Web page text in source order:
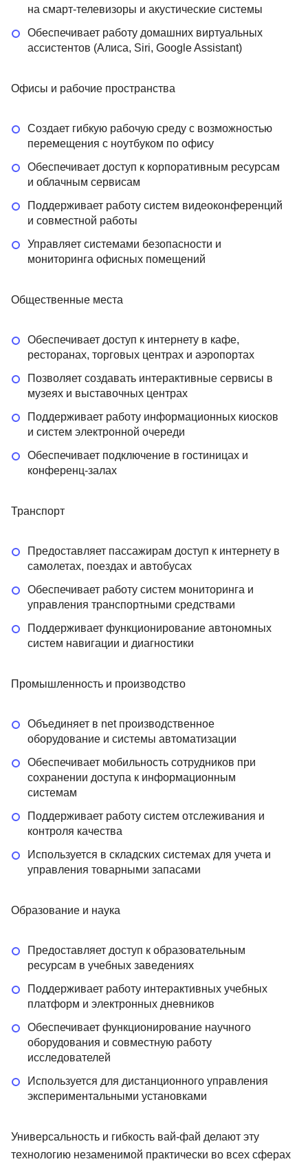
на смарт-телевизоры и акустические системы
Обеспечивает работу домашних виртуальных
ассистентов (Алиса, Siri, Google Assistant)
Офисы и рабочие пространства
Создает гибкую рабочую среду с возможностью
перемещения с ноутбуком по офису
Обеспечивает доступ к корпоративным ресурсам
и облачным сервисам
Поддерживает работу систем видеоконференций
и совместной работы
Управляет системами безопасности и
мониторинга офисных помещений
Общественные места
Обеспечивает доступ к интернету в кафе,
ресторанах, торговых центрах и аэропортах
Позволяет создавать интерактивные сервисы в
музеях и выставочных центрах
Поддерживает работу информационных киосков
и систем электронной очереди
Обеспечивает подключение в гостиницах и
конференц-залах
Транспорт
Предоставляет пассажирам доступ к интернету в
самолетах, поездах и автобусах
Обеспечивает работу систем мониторинга и
управления транспортными средствами
Поддерживает функционирование автономных
систем навигации и диагностики
Промышленность и производство
Объединяет в net производственное
оборудование и системы автоматизации
Обеспечивает мобильность сотрудников при
сохранении доступа к информационным
системам
Поддерживает работу систем отслеживания и
контроля качества
Используется в складских системах для учета и
управления товарными запасами
Образование и наука
Предоставляет доступ к образовательным
ресурсам в учебных заведениях
Поддерживает работу интерактивных учебных
платформ и электронных дневников
Обеспечивает функционирование научного
оборудования и совместную работу
исследователей
Используется для дистанционного управления
экспериментальными установками
Универсальность и гибкость вай-фай делают эту
технологию незаменимой практически во всех сферах